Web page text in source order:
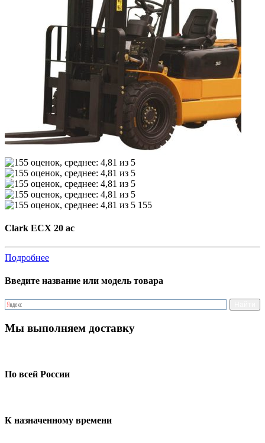
155
Clark ECX 20 ac
Подробнее
Введите название или модель товара
Мы выполняем доставку
По всей России
К назначенному времени